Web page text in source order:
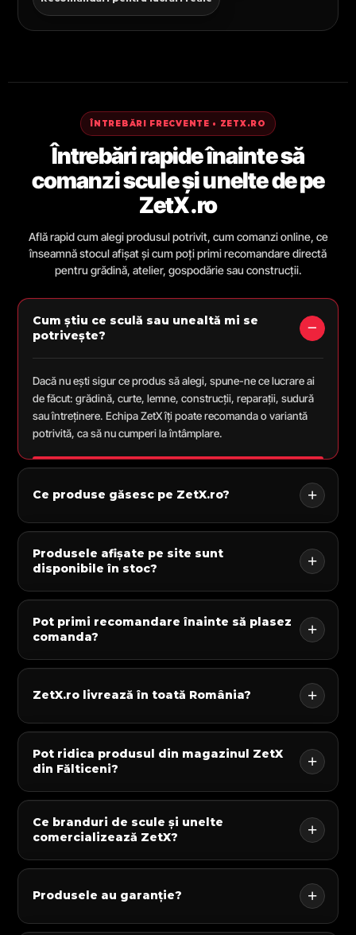
ÎNTREBĂRI FRECVENTE • ZETX.RO
Întrebări rapide înainte să
comanzi scule și unelte de pe
ZetX.ro
Află rapid cum alegi produsul potrivit, cum comanzi online, ce
înseamnă stocul afișat și cum poți primi recomandare directă
pentru grădină, atelier, gospodărie sau construcții.
Cum știu ce sculă sau unealtă mi se
potrivește?
Dacă nu ești sigur ce produs să alegi, spune-ne ce lucrare ai
de făcut: grădină, curte, lemne, construcții, reparații, sudură
sau întreținere. Echipa ZetX îți poate recomanda o variantă
potrivită, ca să nu cumperi la întâmplare.
Ce produse găsesc pe ZetX.ro?
Produsele afișate pe site sunt
disponibile în stoc?
Pot primi recomandare înainte să plasez
comanda?
ZetX.ro livrează în toată România?
Pot ridica produsul din magazinul ZetX
din Fălticeni?
Ce branduri de scule și unelte
comercializează ZetX?
Produsele au garanție?